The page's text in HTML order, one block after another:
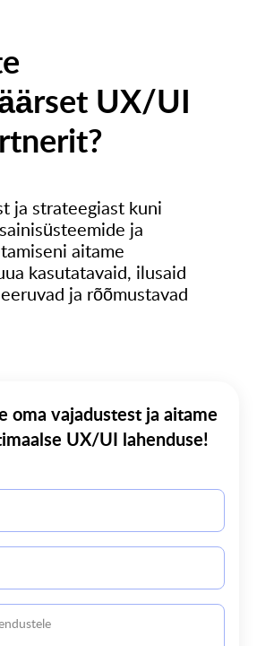
UX/UI
ja strateegiast kuni
ja
aitame
kasutatavaid, ilusaid
ja rõõmustavad
oma vajadustest ja aitame
UX/UI lahenduse!